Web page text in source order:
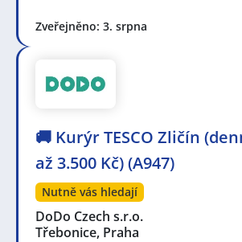
Zveřejněno: 3. srpna
🚚 Kurýr TESCO Zličín
až 3.500 Kč) (A947)
Nutně vás hledají
DoDo Czech s.r.o.
Třebonice, Praha